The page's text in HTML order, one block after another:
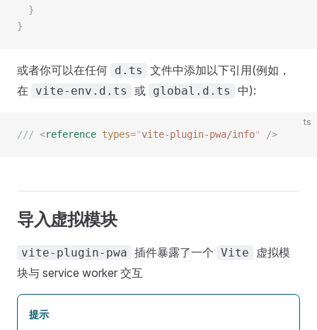
  }
}
或者你可以在任何 d.ts
文件中添加以下引用(例如，
在
vite-env.d.ts 或 global.d.ts 中):
ts
/// <reference types="vite-plugin-pwa/info" />
导入虚拟模块
vite-plugin-pwa 插件暴露了一个 Vite
虚拟模
块与 service worker 交互
提示